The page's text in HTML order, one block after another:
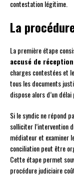
contestation légitime.
La
La première étape
accusé de réception
charges contestées et
tous les documents
dispose alors d’un
Si le syndic ne répond
solliciter l’intervention
médiateur et examiner
conciliation peut être
Cette étape permet
procédure judiciaire